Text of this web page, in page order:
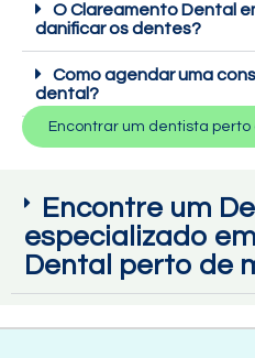
O Clareamento Dental
danificar os dentes?
Como agendar uma
dental?
Encontrar um dentista perto
Encontre um
especializado
Dental perto de